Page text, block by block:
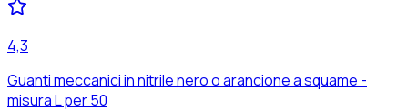
4,3
Guanti meccanici in nitrile nero o arancione a squame -
misura L per 50